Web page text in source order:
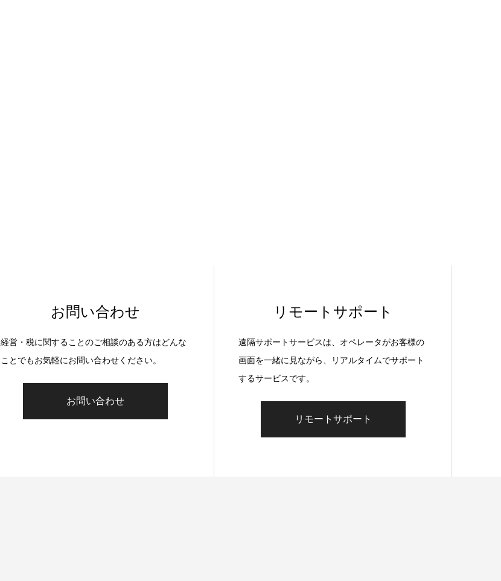
お問い合わせ
経営・税に関することのご相談のある方はどんな
ことでもお気軽にお問い合わせください。
お問い合わせ
リモートサポート
遠隔サポートサービスは、オペレータがお客様の
画面を一緒に見ながら、リアルタイムでサポート
するサービスです。
リモートサポート